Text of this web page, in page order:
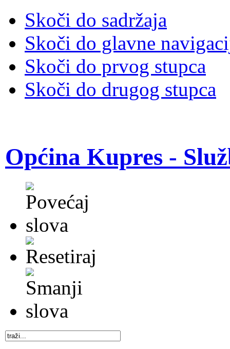
Skoči do sadržaja
Skoči do glavne
Skoči do prvog stupca
Skoči do drugog stupca
Općina Kupres -